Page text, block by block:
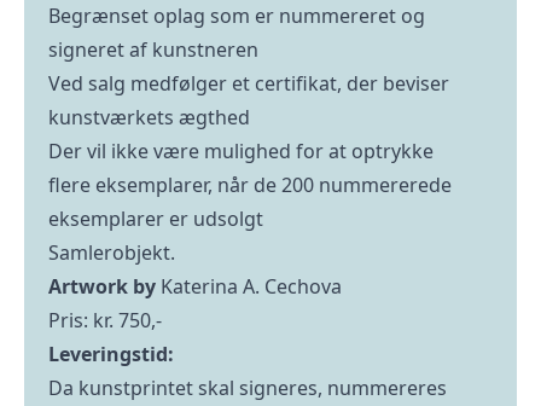
Begrænset oplag som er nummereret og
signeret af kunstneren
Ved salg medfølger et certifikat, der beviser
kunstværkets ægthed
Der vil ikke være mulighed for at optrykke
flere eksemplarer, når de 200 nummererede
eksemplarer er udsolgt
Samlerobjekt.
Artwork by Katerina A. Cechova
Pris: kr. 750,-
Leveringstid:
Da kunstprintet skal signeres, nummereres